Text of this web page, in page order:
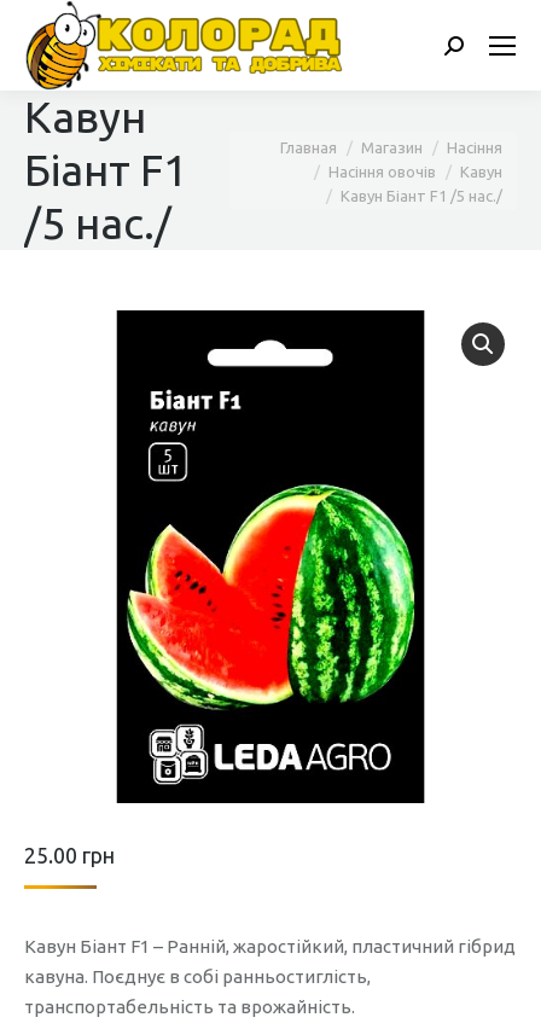
Поиск:
Кавун
Біант F1
/5 нас./
Вы здесь:
Главная Магазин
Насіння
Насіння овочів
Кавун
Кавун Біант F1 /5 нас./
25.00 грн
Кавун Біант F1 – Ранній, жаростійкий, пластичний гібрид
кавуна. Поєднує в собі ранньостиглість,
транспортабельність та врожайність.